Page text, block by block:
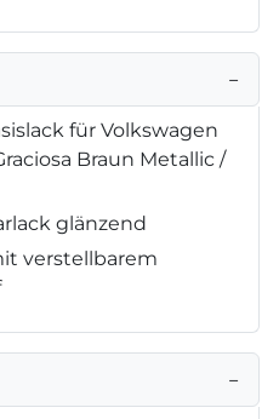
−
für Volkswagen
Braun Metallic /
glänzend
verstellbarem
−